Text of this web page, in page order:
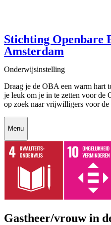
Stichting Openbare
Amsterdam
Onderwijsinstelling
Draag je de OBA een warm hart
je leuk om je in te zetten voor
op zoek naar vrijwilligers voor de
Menu
Gastheer/vrouw in